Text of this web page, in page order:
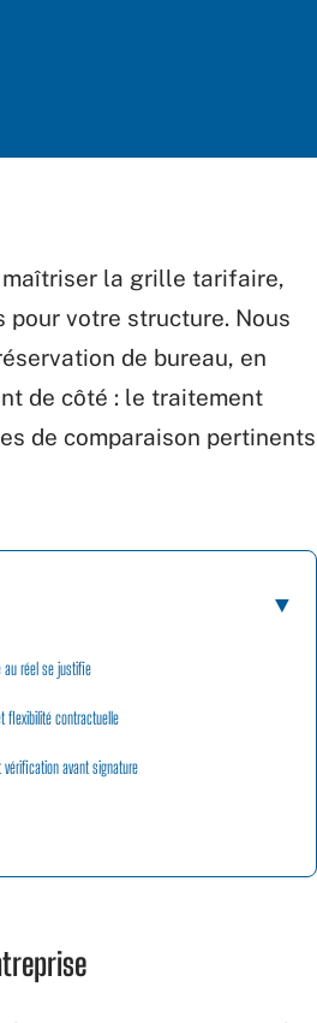
maîtriser la grille tarifaire,
votre structure. Nous
de bureau, en
de côté : le traitement
de comparaison pertinents
au réel se justifie
flexibilité contractuelle
vérification avant signature